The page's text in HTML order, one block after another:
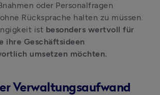
oder Personalfragen
Rücksprache halten zu müssen.
ist besonders wertvoll für
ihre Geschäftsideen
umsetzen möchten.
Verwaltungsaufwand